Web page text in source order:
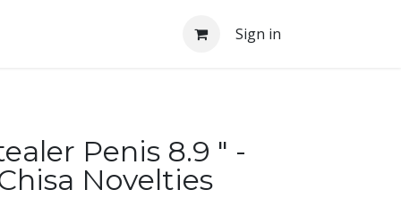
Sign in
Penis 8.9 " -
Novelties